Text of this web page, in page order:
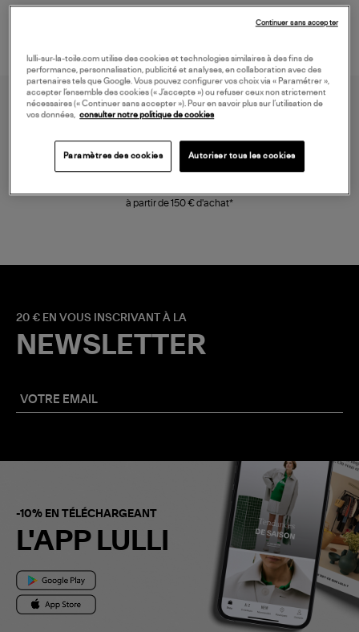
à partir de 150 € d'achat*
20 € EN VOUS INSCRIVANT À LA
NEWSLETTER
-10% EN TÉLÉCHARGEANT
L'APP LULLI
lulli-sur-la-toile.com utilise des cookies et technologies similaires à des fins de
performance, personnalisation, publicité et analyses, en collaboration avec des
partenaires tels que Google. Vous pouvez configurer vos choix via « Paramétrer »,
accepter l’ensemble des cookies (« J’accepte ») ou refuser ceux non strictement
nécessaires (« Continuer sans accepter »). Pour en savoir plus sur l’utilisation de
vos données, consulter notre politique de cookies
Paramètres des cookies Autoriser tous les cookies
Continuer sans accepter